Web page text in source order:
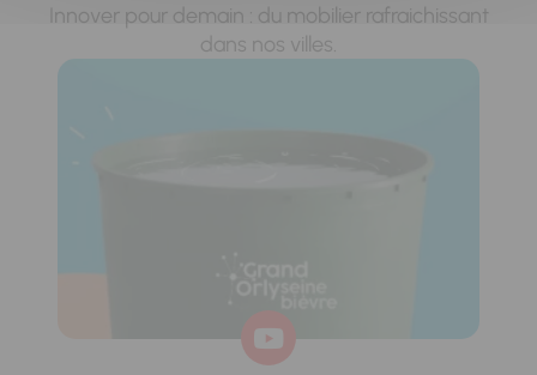
Innover pour demain : du mobilier rafraichissant
dans nos villes.